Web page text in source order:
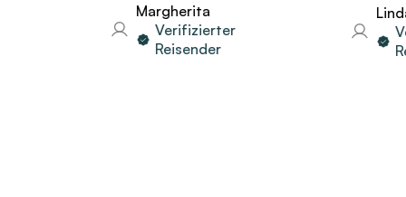
Margherita
Verifizierter
Reisender
Linda